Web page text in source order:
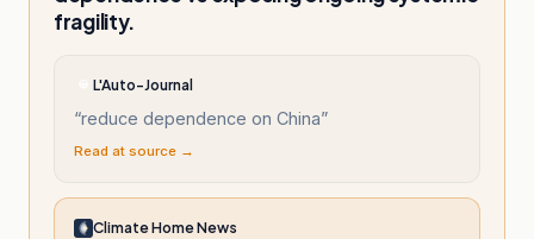
fragility.
L'Auto-Journal
“reduce dependence on China”
Read at source →
Climate Home News